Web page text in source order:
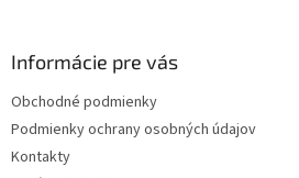
Informácie pre vás
Obchodné podmienky
Podmienky ochrany osobných údajov
Kontakty